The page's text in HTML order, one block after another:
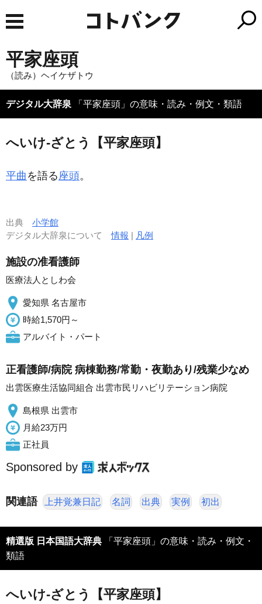
平家座頭
（読み）ヘイケザトウ
デジタル大辞泉 「平家座頭」の意味・読み・例文・類語
へいけ‐ざとう【平家座頭】
平曲 を語る座頭。
出典 小学館
デジタル大辞泉について情報 | 凡例
施設の准看護師
医療法人としわ会
愛知県 名古屋市
時給1,570円～
アルバイト・パート
正看護師/病院 病棟勤務/常勤・夜勤あり/残業少なめ
出雲医療生活協同組合 出雲市民リハビリテーション病院
島根県 出雲市
月給23万円
正社員
Sponsored by
関連語 上井覚兼日記 名詞 出典 実例 初出
精選版 日本国語大辞典 「平家座頭」の意味・読み・例文・
類語
へいけ‐ざとう【平家座頭】